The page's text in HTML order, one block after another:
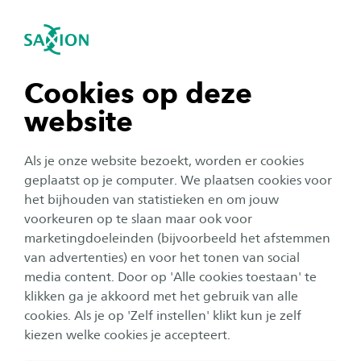
Cookies op deze
website
Als je onze website bezoekt, worden er cookies
geplaatst op je computer. We plaatsen cookies voor
het bijhouden van statistieken en om jouw
voorkeuren op te slaan maar ook voor
marketingdoeleinden (bijvoorbeeld het afstemmen
van advertenties) en voor het tonen van social
media content. Door op 'Alle cookies toestaan' te
klikken ga je akkoord met het gebruik van alle
cookies. Als je op 'Zelf instellen' klikt kun je zelf
kiezen welke cookies je accepteert.
Navigatie openen
tonen
tonen
tonen
tonen
sluiten
Nieuws
Alle categorieën
Organisatie
Publicatiedatum:
18 mei 2026
Event ‘Energie in Beweging’ brengt onderwijs,
onderzoek en praktijk samen rond
energietransitie
Onderwijs
Publicatiedatum:
26 maart 2026